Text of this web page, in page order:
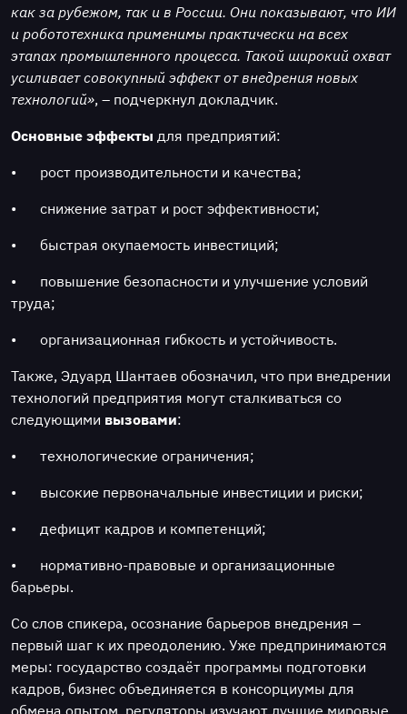
как за рубежом, так и в России. Они показывают, что ИИ
и робототехника применимы практически на всех
этапах промышленного процесса. Такой широкий охват
усиливает совокупный эффект от внедрения новых
технологий», – подчеркнул докладчик.
Основные эффекты для предприятий:
•
рост производительности и качества;
•
снижение затрат и рост эффективности;
•
быстрая окупаемость инвестиций;
•
повышение безопасности и улучшение условий
труда;
•
организационная гибкость и устойчивость.
Также, Эдуард Шантаев обозначил, что при внедрении
технологий предприятия могут сталкиваться со
следующими вызовами:
•
технологические ограничения;
•
высокие первоначальные инвестиции и риски;
•
дефицит кадров и компетенций;
•
нормативно-правовые и организационные
барьеры.
Со слов спикера, осознание барьеров внедрения –
первый шаг к их преодолению. Уже предпринимаются
меры: государство создаёт программы подготовки
кадров, бизнес объединяется в консорциумы для
обмена опытом, регуляторы изучают лучшие мировые